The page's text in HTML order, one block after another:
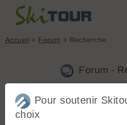
Accueil > Forum > Recherche
Forum -
Nouveau sujet|Voir tous les sujets
51 résultats
Pour soutenir
choix